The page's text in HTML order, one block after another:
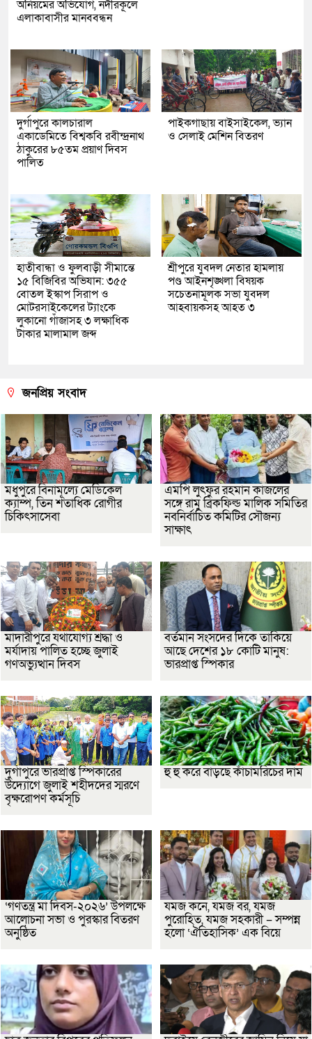
অনিয়মের অভিযোগ, নদীরকূলে
এলাকাবাসীর মানববন্ধন
দুর্গাপুরে কালচারাল
একাডেমিতে বিশ্বকবি রবীন্দ্রনাথ
ঠাকুরের ৮৫তম প্রয়াণ দিবস
পালিত
পাইকগাছায় বাইসাইকেল, ভ্যান
ও সেলাই মেশিন বিতরণ
হাতীবান্ধা ও ফুলবাড়ী সীমান্তে
১৫ বিজিবির অভিযান: ৩৫৫
বোতল ইস্কাপ সিরাপ ও
মোটরসাইকেলের ট্যাংকে
লুকানো গাঁজাসহ ৩ লক্ষাধিক
টাকার মালামাল জব্দ
শ্রীপুরে যুবদল নেতার হামলায়
পণ্ড আইনশৃঙ্খলা বিষয়ক
সচেতনামূলক সভা যুবদল
আহবায়কসহ আহত ৩
জনপ্রিয় সংবাদ
মধুপুরে বিনামূল্যে মেডিকেল
ক্যাম্প, তিন শতাধিক রোগীর
চিকিৎসাসেবা
এমপি লুৎফুর রহমান কাজলের
সঙ্গে রামু ব্রিকফিল্ড মালিক সমিতির
নবনির্বাচিত কমিটির সৌজন্য
সাক্ষাৎ
মাদারীপুরে যথাযোগ্য শ্রদ্ধা ও
মর্যাদায় পালিত হচ্ছে জুলাই
গণঅভ্যুত্থান দিবস
বর্তমান সংসদের দিকে তাকিয়ে
আছে দেশের ১৮ কোটি মানুষ:
ভারপ্রাপ্ত স্পিকার
দুর্গাপুরে ভারপ্রাপ্ত স্পিকারের
উদ্যোগে জুলাই শহীদদের স্মরণে
বৃক্ষরোপণ কর্মসূচি
হু হু করে বাড়ছে কাঁচামরিচের দাম
‘গণতন্ত্র মা দিবস-২০২৬’ উপলক্ষে
আলোচনা সভা ও পুরস্কার বিতরণ
অনুষ্ঠিত
যমজ কনে, যমজ বর, যমজ
পুরোহিত, যমজ সহকারী – সম্পন্ন
হলো ‘ঐতিহাসিক’ এক বিয়ে